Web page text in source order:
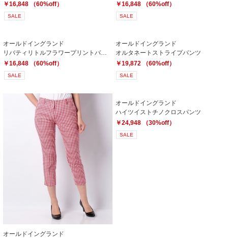
￥16,848 （60%off）
SALE
￥16,848 （60%off）
SALE
オールドイングランド
￥16,848 （60%off）
SALE
オールドイングランド
オルタネートストライプパンツ
￥19,872 （60%off）
SALE
オールドイングランド
オールドイングランド
ハイツイストチノクロスパンツ
￥24,948 （30%off）
SALE